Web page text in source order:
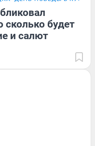
будет
и салют